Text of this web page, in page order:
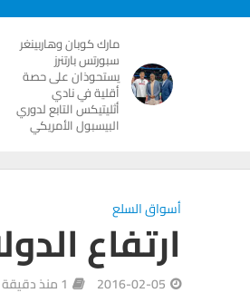
مارك كوبان وهاربينغر
سبورتس بارتنرز
يستحوذان على حصة
أقلية في نادي
أثليتيكس التابع لدوري
البيسبول الأمريكي
أسواق السلع
ارتفاع
2016-02-05 1 منذ دقيقة